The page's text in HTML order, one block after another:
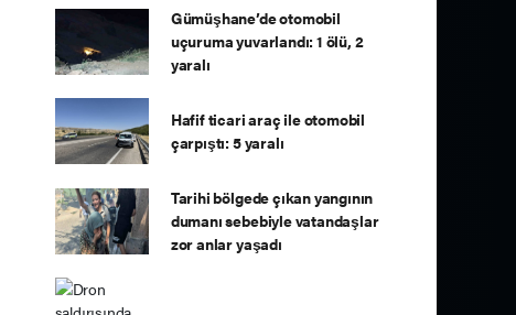
Gümüşhane’de otomobil
uçuruma yuvarlandı: 1 ölü, 2
yaralı
Hafif ticari araç ile otomobil
çarpıştı: 5 yaralı
Tarihi bölgede çıkan yangının
dumanı sebebiyle vatandaşlar
zor anlar yaşadı